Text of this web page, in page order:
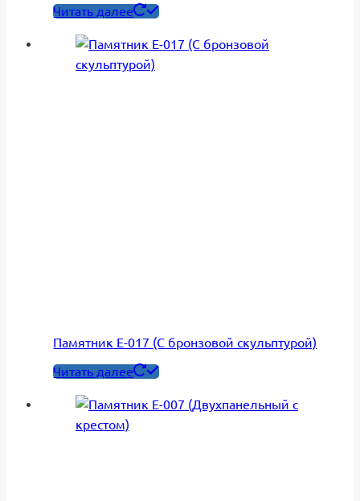
Читать далее
Памятник Е-017 (С бронзовой скульптурой)
Читать далее